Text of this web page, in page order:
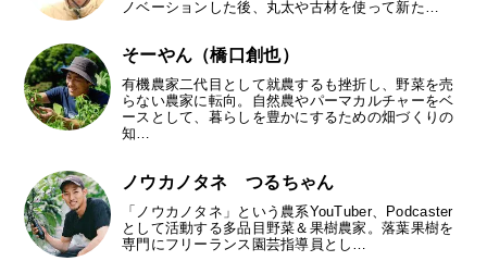
ノベーションした後、丸太や古材を使って新た…
そーやん（橋口創也）
有機農家二代目として就農するも挫折し、野菜を売
らない農家に転向。自然農やパーマカルチャーをベ
ースとして、暮らしを豊かにするための畑づくりの
知…
ノウカノタネ つるちゃん
「ノウカノタネ」という農系YouTuber、Podcaster
として活動する多品目野菜＆果樹農家。落葉果樹を
専門にフリーランス園芸指導員とし…